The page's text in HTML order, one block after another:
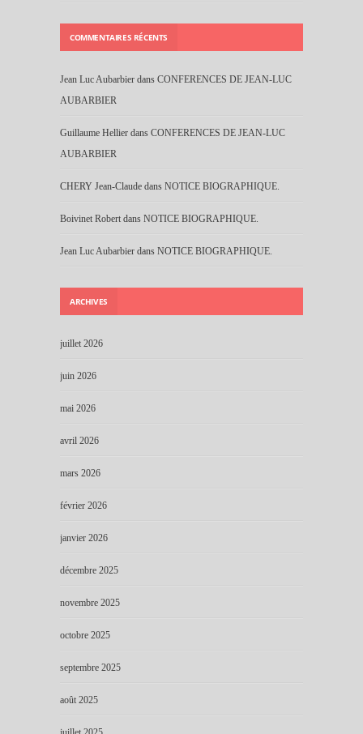
COMMENTAIRES RÉCENTS
Jean Luc Aubarbier dans CONFERENCES DE JEAN-LUC
AUBARBIER
Guillaume Hellier dans CONFERENCES DE JEAN-LUC
AUBARBIER
CHERY Jean-Claude dans NOTICE BIOGRAPHIQUE.
Boivinet Robert dans NOTICE BIOGRAPHIQUE.
Jean Luc Aubarbier dans NOTICE BIOGRAPHIQUE.
ARCHIVES
juillet 2026
juin 2026
mai 2026
avril 2026
mars 2026
février 2026
janvier 2026
décembre 2025
novembre 2025
octobre 2025
septembre 2025
août 2025